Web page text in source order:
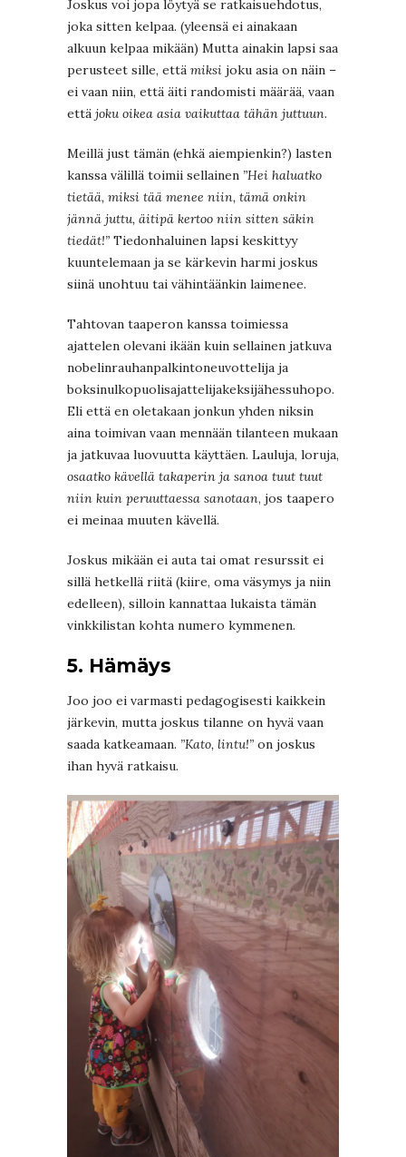
Joskus voi jopa löytyä se ratkaisuehdotus,
joka sitten kelpaa. (yleensä ei ainakaan
alkuun kelpaa mikään) Mutta ainakin lapsi saa
perusteet sille, että miksi joku asia on näin –
ei vaan niin, että äiti randomisti määrää, vaan
että joku oikea asia vaikuttaa tähän juttuun.
Meillä just tämän (ehkä aiempienkin?) lasten
kanssa välillä toimii sellainen ”Hei haluatko
tietää, miksi tää menee niin, tämä onkin
jännä juttu, äitipä kertoo niin sitten säkin
tiedät!” Tiedonhaluinen lapsi keskittyy
kuuntelemaan ja se kärkevin harmi joskus
siinä unohtuu tai vähintäänkin laimenee.
Tahtovan taaperon kanssa toimiessa
ajattelen olevani ikään kuin sellainen jatkuva
nobelinrauhanpalkintoneuvottelija ja
boksinulkopuolisajattelijakeksijähessuhopo.
Eli että en oletakaan jonkun yhden niksin
aina toimivan vaan mennään tilanteen mukaan
ja jatkuvaa luovuutta käyttäen. Lauluja, loruja,
osaatko kävellä takaperin ja sanoa tuut tuut
niin kuin peruuttaessa sanotaan, jos taapero
ei meinaa muuten kävellä.
Joskus mikään ei auta tai omat resurssit ei
sillä hetkellä riitä (kiire, oma väsymys ja niin
edelleen), silloin kannattaa lukaista tämän
vinkkilistan kohta numero kymmenen.
5. Hämäys
Joo joo ei varmasti pedagogisesti kaikkein
järkevin, mutta joskus tilanne on hyvä vaan
saada katkeamaan. ”Kato, lintu!” on joskus
ihan hyvä ratkaisu.